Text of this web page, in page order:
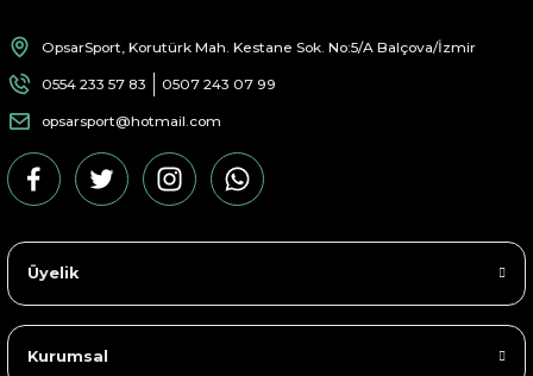
OpsarSport, Korutürk Mah. Kestane Sok. No:5/A Balçova/İzmir
0554 233 57 83 0507 243 07 99
opsarsport@hotmail.com
Üyelik
Kurumsal